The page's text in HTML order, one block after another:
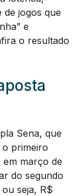
de jogos que
e
o resultado
Sena, que
primeiro
março de
do segundo
seja, R$